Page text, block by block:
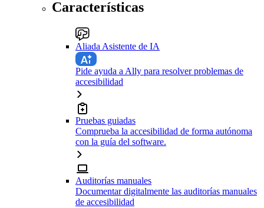
Características
Aliada Asistente de IA
Pide ayuda a Ally para resolver problemas de
accesibilidad
Pruebas guiadas
Comprueba la accesibilidad de forma autónoma
con la guía del software.
Auditorías manuales
Documentar digitalmente las auditorías manuales
de accesibilidad